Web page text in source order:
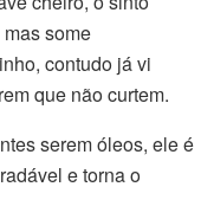
some
contudo já vi
que não curtem.
serem óleos, ele é
e torna o